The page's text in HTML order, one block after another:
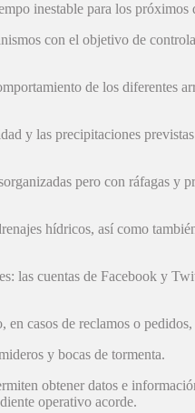
inestable para los próximos
con el objetivo de
de los diferentes
las precipitaciones previstas
pero con ráfagas y
hídricos, así como
las cuentas de Facebook y
casos de reclamos o
y bocas de tormenta.
obtener datos e
operativo acorde.